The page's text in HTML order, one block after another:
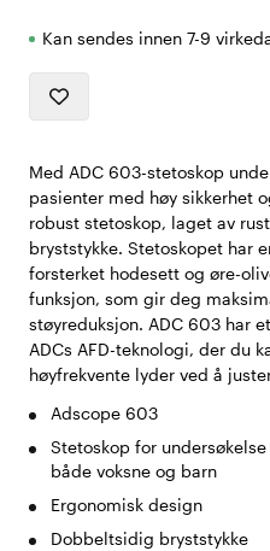
Kan sendes innen 7-9
Med ADC 603-stetoskop
pasienter med høy sikkerhet
robust stetoskop, laget av
bryststykke. Stetoskopet har
forsterket hodesett og øre-
funksjon, som gir deg
støyreduksjon. ADC 603 har
ADCs AFD-teknologi, der du
høyfrekvente lyder ved å
Adscope 603
Stetoskop for
både voksne og barn
Ergonomisk design
Dobbeltsidig bryststykke